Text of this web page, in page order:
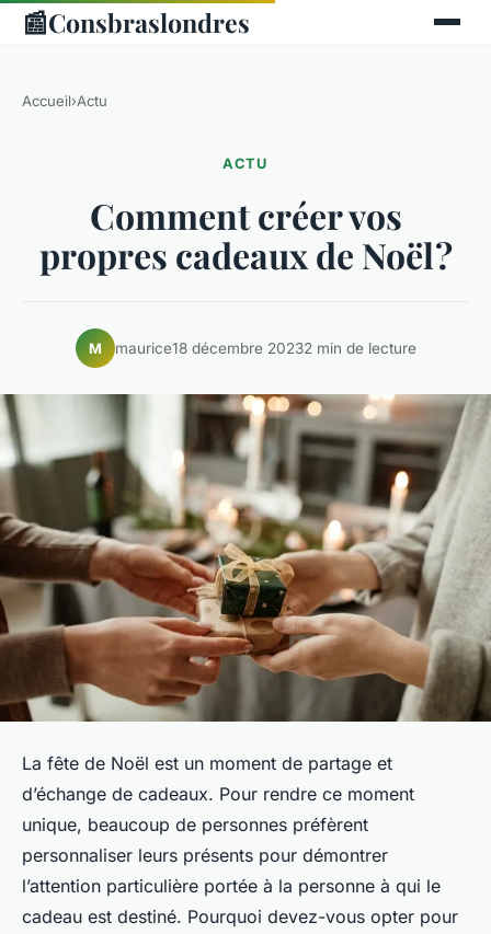
📰Consbraslondres
Accueil›Actu
ACTU
Comment créer vos
propres cadeaux de Noël ?
M maurice18 décembre 20232 min de lecture
La fête de Noël est un moment de partage et
d’échange de cadeaux. Pour rendre ce moment
unique, beaucoup de personnes préfèrent
personnaliser leurs présents pour démontrer
l’attention particulière portée à la personne à qui le
cadeau est destiné. Pourquoi devez-vous opter pour